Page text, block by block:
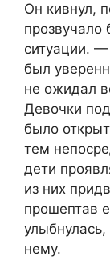
Он кивнул,
прозвучало
ситуации.
был
не ожидал
Девочки
было
тем
дети
из них
прошептав
нему.